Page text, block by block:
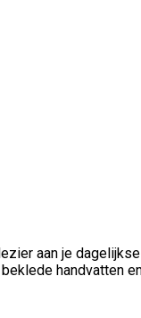
aan je
handvatten